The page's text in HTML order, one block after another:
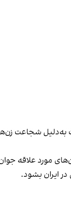
به‌دلیل شجاعت
مورد علاقه
ایران بشود.